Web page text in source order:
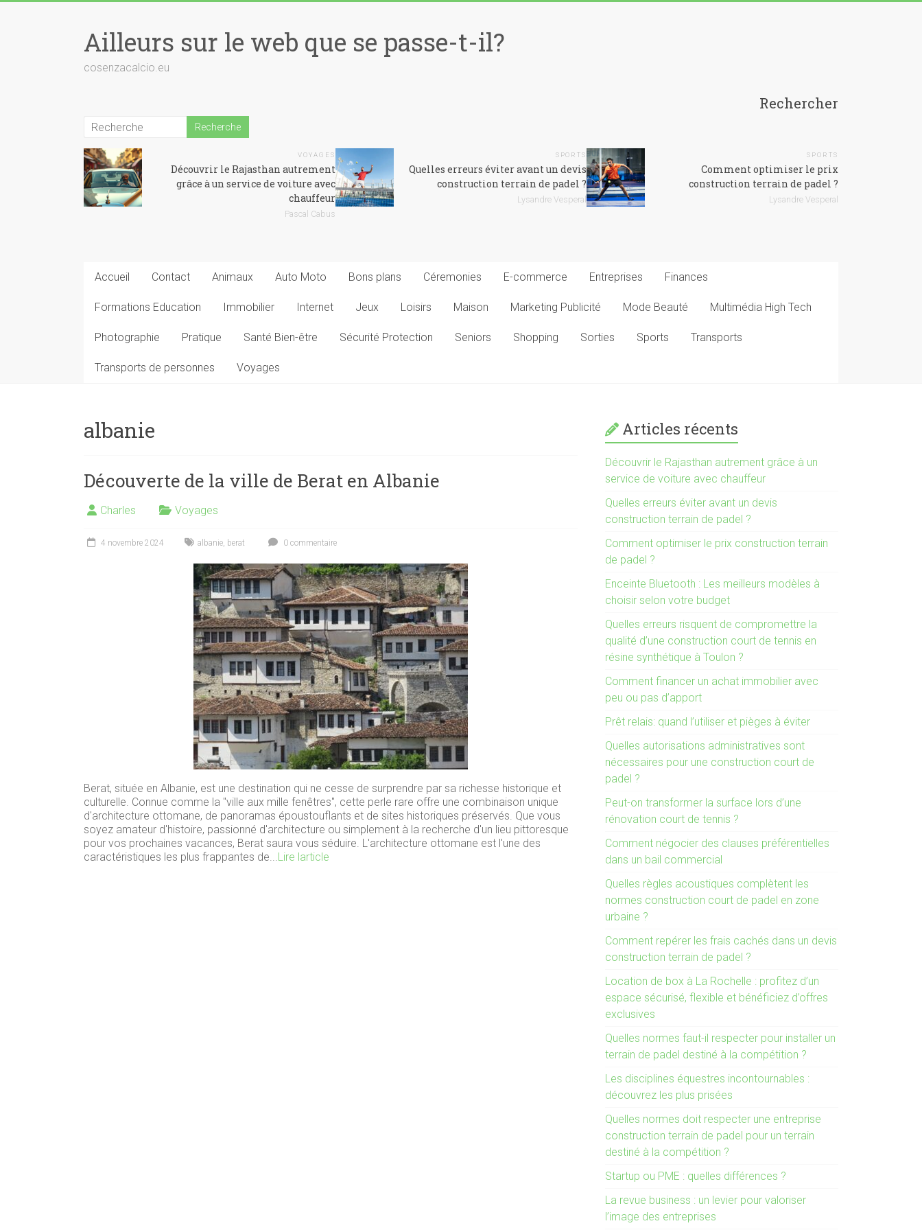
Ailleurs sur le web que se passe-t-il?
cosenzacalcio.eu
Rechercher
VOYAGES
Découvrir le Rajasthan autrement
grâce à un service de voiture avec
chauffeur
Pascal Cabus
SPORTS
Quelles erreurs éviter avant un devis
construction terrain de padel ?
Lysandre Vesperal
SPORTS
Comment optimiser le prix
construction terrain de padel ?
Lysandre Vesperal
Accueil Contact Animaux Auto Moto Bons plans Céremonies E-commerce Entreprises Finances
Formations Education Immobilier Internet Jeux Loisirs Maison Marketing Publicité Mode Beauté Multimédia High Tech
Photographie Pratique Santé Bien-être Sécurité Protection Seniors Shopping Sorties Sports Transports
Transports de personnes Voyages
albanie
Découverte de la ville de Berat en Albanie
Charles Voyages
4 novembre 2024 albanie berat 0 commentaire
Berat, située en Albanie, est une destination qui ne cesse de surprendre par sa richesse historique et
culturelle. Connue comme la "ville aux mille fenêtres", cette perle rare offre une combinaison unique
d'architecture ottomane, de panoramas époustouflants et de sites historiques préservés. Que vous
soyez amateur d'histoire, passionné d'architecture ou simplement à la recherche d'un lieu pittoresque
pour vos prochaines vacances, Berat saura vous séduire. L'architecture ottomane est l'une des
caractéristiques les plus frappantes de... Lire larticle
Articles récents
Découvrir le Rajasthan autrement grâce à un
service de voiture avec chauffeur
Quelles erreurs éviter avant un devis
construction terrain de padel ?
Comment optimiser le prix construction terrain
de padel ?
Enceinte Bluetooth : Les meilleurs modèles à
choisir selon votre budget
Quelles erreurs risquent de compromettre la
qualité d’une construction court de tennis en
résine synthétique à Toulon ?
Comment financer un achat immobilier avec
peu ou pas d’apport
Prêt relais: quand l’utiliser et pièges à éviter
Quelles autorisations administratives sont
nécessaires pour une construction court de
padel ?
Peut-on transformer la surface lors d’une
rénovation court de tennis ?
Comment négocier des clauses préférentielles
dans un bail commercial
Quelles règles acoustiques complètent les
normes construction court de padel en zone
urbaine ?
Comment repérer les frais cachés dans un devis
construction terrain de padel ?
Location de box à La Rochelle : profitez d’un
espace sécurisé, flexible et bénéficiez d’offres
exclusives
Quelles normes faut-il respecter pour installer un
terrain de padel destiné à la compétition ?
Les disciplines équestres incontournables :
découvrez les plus prisées
Quelles normes doit respecter une entreprise
construction terrain de padel pour un terrain
destiné à la compétition ?
Startup ou PME : quelles différences ?
La revue business : un levier pour valoriser
l’image des entreprises